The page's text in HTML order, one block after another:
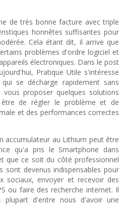
de très bonne facture avec triple
honnêtes suffisantes pour
Cela étant dit, il arrive que
problèmes d'ordre logiciel et
électroniques. Dans le post
Pratique Utile s'intéresse
se décharge rapidement sans
proposer quelques solutions
de régler le problème et de
et des performances correctes
accumulateur au Lithium peut être
qu'a pris le Smartphone dans
que ce soit du côté professionnel
sont devenus indispensables pour
sociaux, envoyer et recevoir des
ou faire des recherche internet. Il
d'entre nous d'avoir une